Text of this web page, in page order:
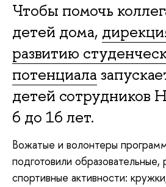
Чтобы помочь
детей дома,
развитию
потенциала
детей
6 до 16 лет.
Вожатые и волонтеры
подготовили образовательные,
спортивные активности: